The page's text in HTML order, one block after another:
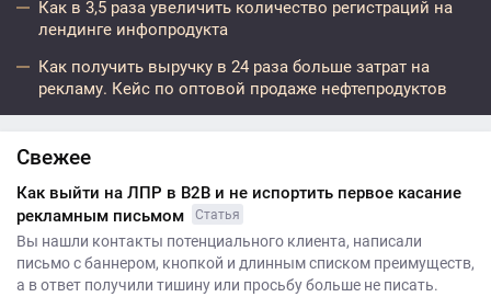
Как в 3,5 раза увеличить количество регистраций на
лендинге инфопродукта
Как получить выручку в 24 раза больше затрат на
рекламу. Кейс по оптовой продаже нефтепродуктов
Свежее
Как выйти на ЛПР в B2B и не испортить первое касание
рекламным письмом
Статья
Вы нашли контакты потенциального клиента, написали
письмо с баннером, кнопкой и длинным списком преимуществ,
а в ответ получили тишину или просьбу больше не писать.